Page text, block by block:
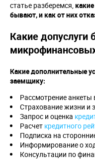
статье разберемся,
бывают, и как от них
Какие допуслуги
Какие дополнительные
заемщику:
Рассмотрение
Страхование жизни и
Запрос и оценка
Расчет кредитного
Подписка на
Информирование о
Консультации по